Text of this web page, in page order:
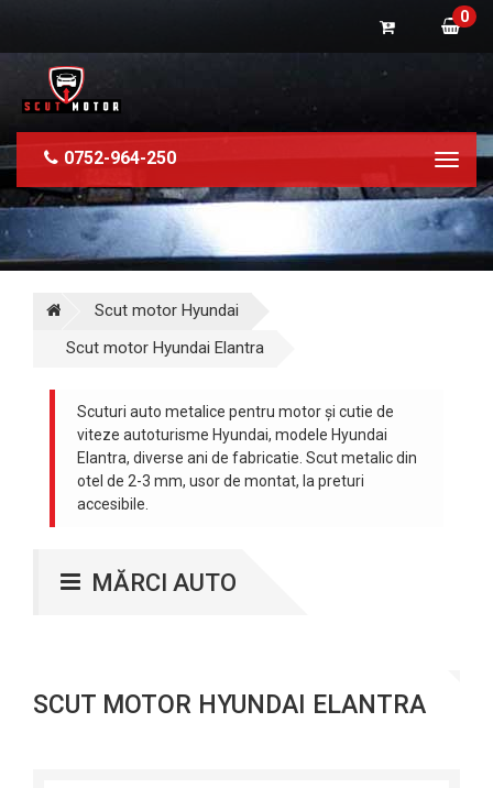
0
0752-964-250
Scut motor Hyundai
Scut motor Hyundai Elantra
Scuturi auto metalice pentru motor și cutie de
viteze autoturisme Hyundai, modele Hyundai
Elantra, diverse ani de fabricatie. Scut metalic din
otel de 2-3 mm, usor de montat, la preturi
accesibile.
MĂRCI AUTO
SCUT MOTOR HYUNDAI ELANTRA